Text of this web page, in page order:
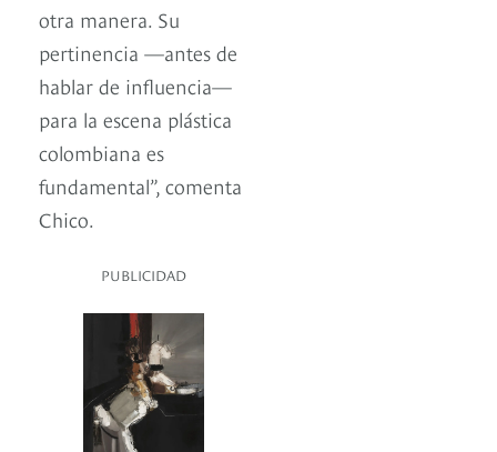
otra manera. Su
pertinencia —antes de
hablar de influencia—
para la escena plástica
colombiana es
fundamental”, comenta
Chico.
PUBLICIDAD